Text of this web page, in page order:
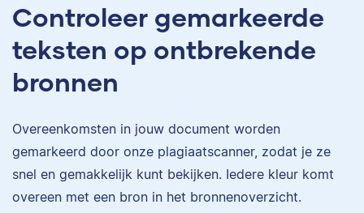
Controleer gemarkeerde
teksten op ontbrekende
bronnen
Overeenkomsten in jouw document worden
gemarkeerd door onze plagiaatscanner, zodat je ze
snel en gemakkelijk kunt bekijken. Iedere kleur komt
overeen met een bron in het bronnenoverzicht.